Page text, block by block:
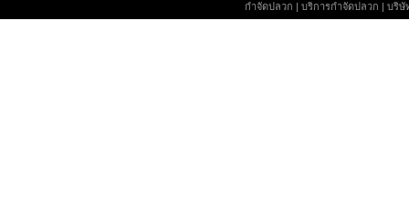
กำจัดปลวก | บริการกำจัดปลวก | บริษั